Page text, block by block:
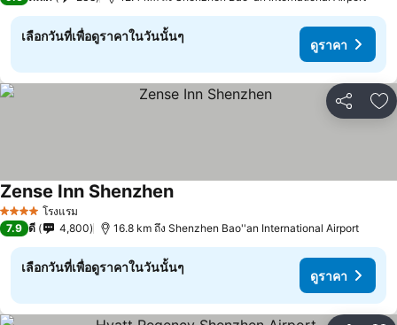
เลือกวันที่เพื่อดูราคาในวันนั้นๆ
ดูราคา
แชร์ เ
4 ดาว โรงแรม
Zense Inn Shenzhenดูราคา
7.9 ดี 4,800 16.8 km ถึง Shenzhen Bao''an International Airport
เลือกวันที่เพื่อดูราคาในวันนั้นๆ
ดูราคา